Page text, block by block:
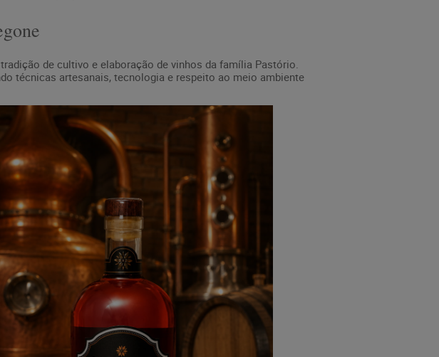
de cultivo e elaboração de vinhos da família Pastório.
técnicas artesanais, tecnologia e respeito ao meio ambiente